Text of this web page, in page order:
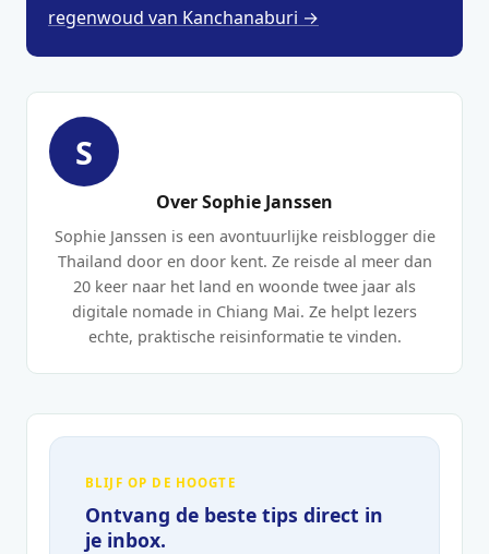
regenwoud van Kanchanaburi →
S
Over Sophie Janssen
Sophie Janssen is een avontuurlijke reisblogger die
Thailand door en door kent. Ze reisde al meer dan
20 keer naar het land en woonde twee jaar als
digitale nomade in Chiang Mai. Ze helpt lezers
echte, praktische reisinformatie te vinden.
BLIJF OP DE HOOGTE
Ontvang de beste tips direct in
je inbox.